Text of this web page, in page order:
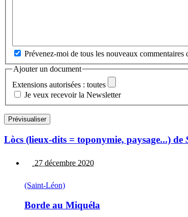
Prévenez-moi de tous les nouveaux commentaires
Ajouter un document
Extensions autorisées : toutes
Je veux recevoir la Newsletter
Lòcs (lieux-dits = toponymie, paysage...) de
27 décembre 2020
(Saint-Léon)
Borde au Miquéla